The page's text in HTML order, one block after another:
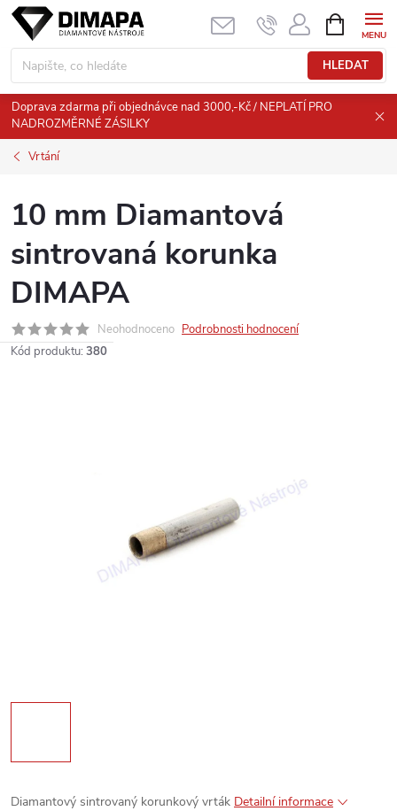
Přejít
obsah
HLEDAT
NÁKUPNÍ
KOŠÍK
Doprava zdarma při objednávce nad 3000,-Kč / NEPLATÍ PRO
NADROZMĚRNÉ ZÁSILKY
Vrtání
10 mm Diamantová
sintrovaná korunka
DIMAPA
Neohodnoceno Podrobnosti hodnocení
Kód produktu: 380
Diamantový sintrovaný korunkový vrták Detailní informace